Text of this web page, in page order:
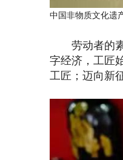
中国非物质文化遗
劳动者的素
字经济，工匠
工匠；迈向新